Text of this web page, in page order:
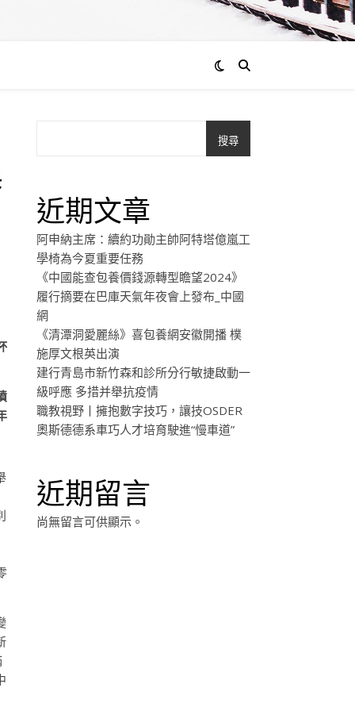
搜尋
近期文章
阿申納主席：續約功勛主帥阿特塔億嵐工
學椅為今夏重要任務
《中國能查包養價錢源轉型瞻望2024》
履行摘要在巴庫天氣年夜會上發布_中國
網
《清潭洞愛麗絲》喜包養網安徽開播 樸
施厚文根英出演
建行青島市新竹森和診所分行敏捷啟動一
級呼應 多措并舉抗疫情
職教視野丨擁抱數字技巧，讓技OSDER
奧斯德德系車巧人才培育駛進“慢車道”
近期留言
尚無留言可供顯示。